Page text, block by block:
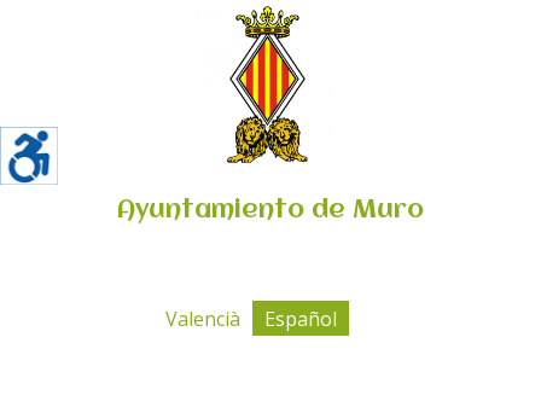
Ayuntamiento de Muro
Valencià Español